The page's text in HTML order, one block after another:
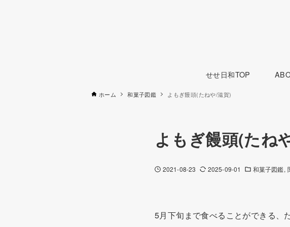
せせ日和TOP
ホーム 和菓子図鑑 よもぎ饅頭(たねや/滋賀)
よもぎ饅頭(たね
2021-08-23 2025-09-01 和菓子図鑑
5月下旬まで食べることができる、